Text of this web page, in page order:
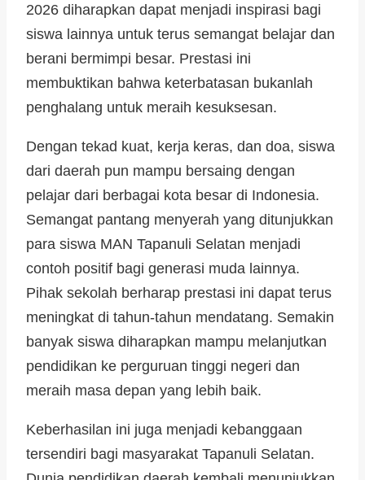
2026 diharapkan dapat menjadi inspirasi bagi
siswa lainnya untuk terus semangat belajar dan
berani bermimpi besar. Prestasi ini
membuktikan bahwa keterbatasan bukanlah
penghalang untuk meraih kesuksesan.
Dengan tekad kuat, kerja keras, dan doa, siswa
dari daerah pun mampu bersaing dengan
pelajar dari berbagai kota besar di Indonesia.
Semangat pantang menyerah yang ditunjukkan
para siswa MAN Tapanuli Selatan menjadi
contoh positif bagi generasi muda lainnya.
Pihak sekolah berharap prestasi ini dapat terus
meningkat di tahun-tahun mendatang. Semakin
banyak siswa diharapkan mampu melanjutkan
pendidikan ke perguruan tinggi negeri dan
meraih masa depan yang lebih baik.
Keberhasilan ini juga menjadi kebanggaan
tersendiri bagi masyarakat Tapanuli Selatan.